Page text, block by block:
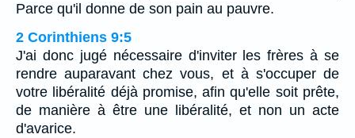
Parce qu'il donne de son pain au pauvre.
2 Corinthiens 9:5
J'ai donc jugé nécessaire d'inviter les frères à se
rendre auparavant chez vous, et à s'occuper de
votre libéralité déjà promise, afin qu'elle soit prête,
de manière à être une libéralité, et non un acte
d'avarice.